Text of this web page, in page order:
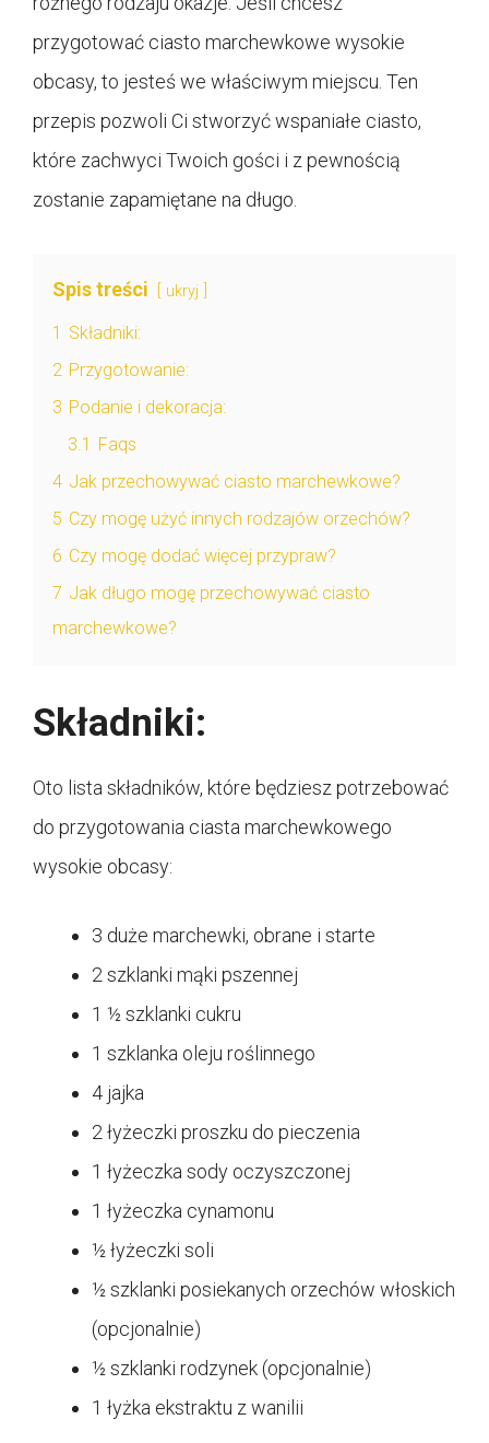
przygotować ciasto marchewkowe wysokie
obcasy, to jesteś we właściwym miejscu. Ten
przepis pozwoli Ci stworzyć wspaniałe ciasto,
które zachwyci Twoich gości i z pewnością
zostanie zapamiętane na długo.
Spis treści ukryj
1 Składniki:
2 Przygotowanie:
3 Podanie i dekoracja:
3.1 Faqs
4 Jak przechowywać ciasto marchewkowe?
5 Czy mogę użyć innych rodzajów orzechów?
6 Czy mogę dodać więcej przypraw?
7 Jak długo mogę przechowywać ciasto
marchewkowe?
Składniki:
Oto lista składników, które będziesz potrzebować
do przygotowania ciasta marchewkowego
wysokie obcasy:
3 duże marchewki, obrane i starte
2 szklanki mąki pszennej
1 ½ szklanki cukru
1 szklanka oleju roślinnego
4 jajka
2 łyżeczki proszku do pieczenia
1 łyżeczka sody oczyszczonej
1 łyżeczka cynamonu
½ łyżeczki soli
½ szklanki posiekanych orzechów włoskich
(opcjonalnie)
½ szklanki rodzynek (opcjonalnie)
1 łyżka ekstraktu z wanilii